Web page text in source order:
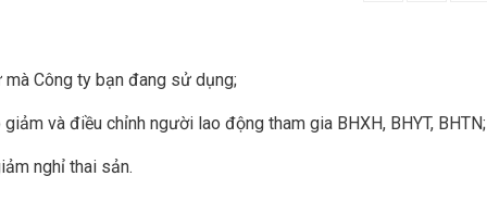
Công ty bạn đang sử dụng;
và điều chỉnh người lao động tham gia BHXH, BHYT, BHTN;
nghỉ thai sản.